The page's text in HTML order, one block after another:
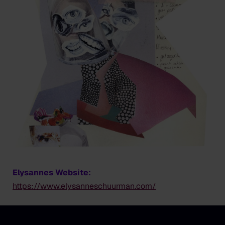
Elysannes Website:
https://www.elysanneschuurman.com/